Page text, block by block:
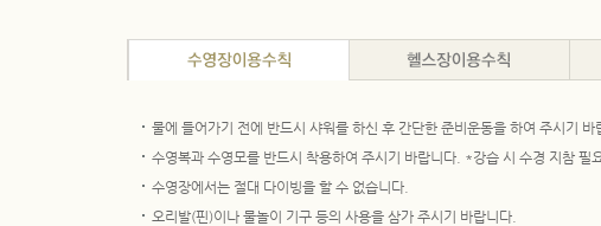
- 매월 말일까지 해당시설(짐나지움(설계1동)/스포츠센터(A지구)) 안내데
- 매월 말일 지난 후 탈회신청 시 차월 이용료 부과 / 탈회신청서 미제출 시
- 탈퇴 대상자 소명기회 부여: 매월 10일~20일 사이 ※소명이 없는 경우 대
- 탈퇴 면제 대상
2. 30일 이상 장기출장 시 (출장품의 등 서류 제출 必)
3. 임신 등 통상적으로 인정되는 사유로 30일 이상 출근이 불가피한 경우 ※
물에 들어가기 전에 반드시 샤워를 하신 후 간단한 준비운동을 하여 주시기 바
수영복과 수영모를 반드시 착용하여 주시기 바랍니다. *강습 시 수경 지참 필
수영장에서는 절대 다이빙을 할 수 없습니다.
오리발(핀)이나 물놀이 기구 등의 사용을 삼가 주시기 바랍니다.